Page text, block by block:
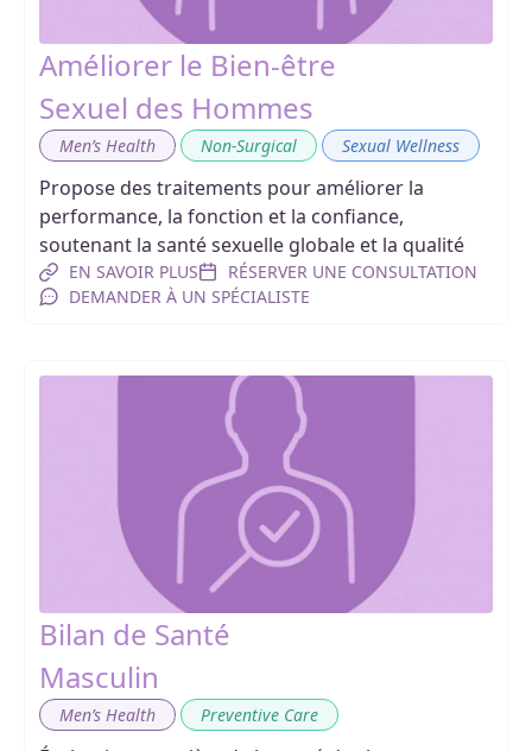
Améliorer le Bien-être
Sexuel des Hommes
Men’s Health Non-Surgical Sexual Wellness
Propose des traitements pour améliorer la
performance, la fonction et la confiance,
soutenant la santé sexuelle globale et la qualité
EN SAVOIR PLUS
RÉSERVER UNE CONSULTATION
DEMANDER À UN SPÉCIALISTE
Bilan de Santé
Masculin
Men’s Health Preventive Care